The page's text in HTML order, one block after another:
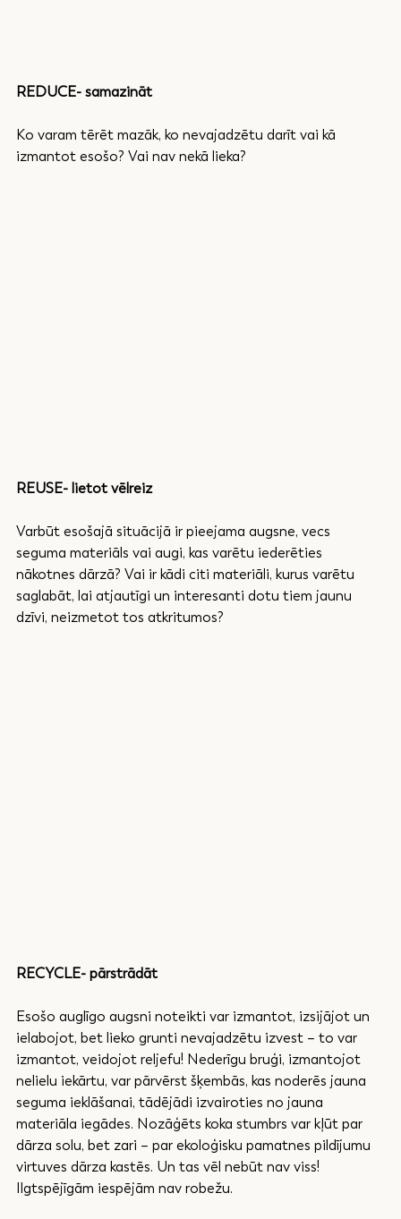
REDUCE- samazināt
Ko varam tērēt mazāk, ko nevajadzētu darīt vai kā
izmantot esošo? Vai nav nekā lieka?
REUSE- lietot vēlreiz
Varbūt esošajā situācijā ir pieejama augsne, vecs
seguma materiāls vai augi, kas varētu iederēties
nākotnes dārzā? Vai ir kādi citi materiāli, kurus varētu
saglabāt, lai atjautīgi un interesanti dotu tiem jaunu
dzīvi, neizmetot tos atkritumos?
RECYCLE- pārstrādāt
Esošo auglīgo augsni noteikti var izmantot, izsijājot un
ielabojot, bet lieko grunti nevajadzētu izvest – to var
izmantot, veidojot reljefu! Nederīgu bruģi, izmantojot
nelielu iekārtu, var pārvērst šķembās, kas noderēs jauna
seguma ieklāšanai, tādējādi izvairoties no jauna
materiāla iegādes. Nozāģēts koka stumbrs var kļūt par
dārza solu, bet zari – par ekoloģisku pamatnes pildījumu
virtuves dārza kastēs. Un tas vēl nebūt nav viss!
Ilgtspējīgām iespējām nav robežu.